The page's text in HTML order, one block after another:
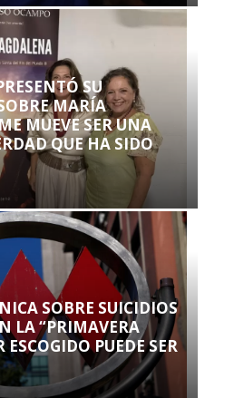
SU
MARÍA
MUEVE SER UNA
QUE HA SIDO
SOBRE SUICIDIOS
LA “PRIMAVERA
ESCOGIDO PUEDE SER